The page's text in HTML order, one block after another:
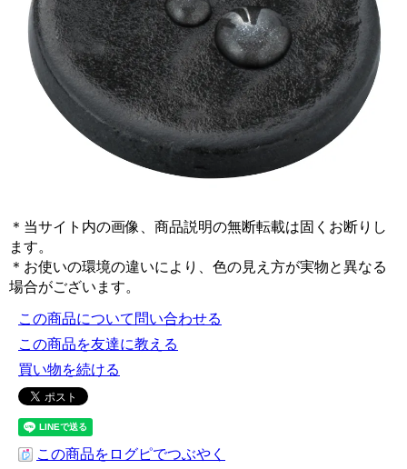
＊当サイト内の画像、商品説明の無断転載は固くお断りし
ます。
＊お使いの環境の違いにより、色の見え方が実物と異なる
場合がございます。
この商品について問い合わせる
この商品を友達に教える
買い物を続ける
この商品をログピでつぶやく